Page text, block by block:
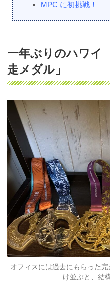
MPC に初挑戦！
一年ぶりのハワ
走メダル」
オフィスには過去にもらった
け並ぶと、結